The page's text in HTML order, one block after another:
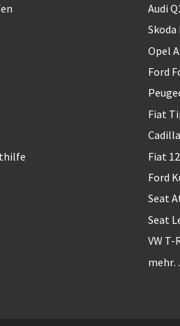
Audi
Skoda
Opel
Ford
Fiat
Fiat
Ford
Seat
Seat
VW T-